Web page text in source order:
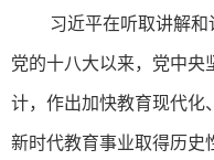
习近平在听取讲解和
党的十八大以来，党中央
计，作出加快教育现代化
新时代教育事业取得历史